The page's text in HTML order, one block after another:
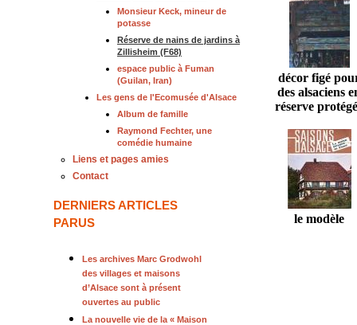
décor figé
des alsaciens
réserve
le modèle
Monsieur Keck, mineur de
potasse
Réserve de nains de jardins à
Zillisheim (F68)
espace public à Fuman
(Guilan, Iran)
Les gens de l'Ecomusée d'Alsace
Album de famille
Raymond Fechter, une
comédie humaine
Liens et pages amies
Contact
DERNIERS ARTICLES
PARUS
Les archives Marc Grodwohl
des villages et maisons
d’Alsace sont à présent
ouvertes au public
La nouvelle vie de la « Maison